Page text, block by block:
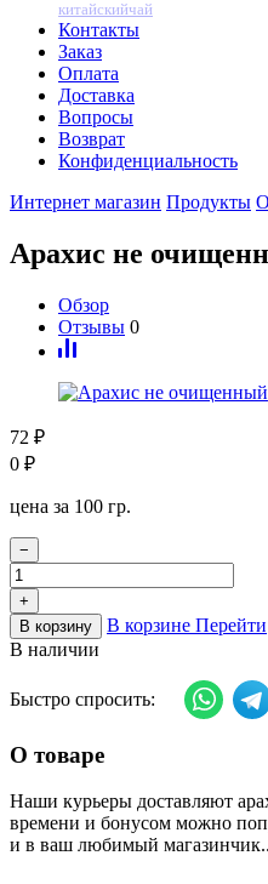
китайскийчай
Контакты
Заказ
Оплата
Доставка
Вопросы
Возврат
Конфиденциальность
Интернет магазин Продукты
Арахис не
Обзор
Отзывы 0
72 ₽
0 ₽
цена за 100 гр.
−
+
В корзину
В корзине Перейти
В наличии
Быстро спросить:
О товаре
Наши курьеры доставляют
времени и бонусом можно
и в ваш любимый